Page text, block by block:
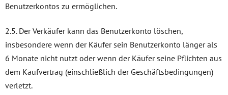
Benutzerkontos zu ermöglichen.
2.5. Der Verkäufer kann das Benutzerkonto löschen,
insbesondere wenn der Käufer sein Benutzerkonto länger als
6 Monate nicht nutzt oder wenn der Käufer seine Pflichten aus
dem Kaufvertrag (einschließlich der Geschäftsbedingungen)
verletzt.